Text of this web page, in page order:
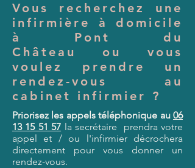
Vous recherchez une
infirmière à domicile
à Pont du
Château
ou vous
voulez prendre un
rendez-vous au
cabinet infirmier ?
Priorisez les appels téléphonique au 06
13 15 51 57 la secrétaire prendra votre
appel et / ou l'infirmier décrochera
directement pour vous donner un
rendez-vous.